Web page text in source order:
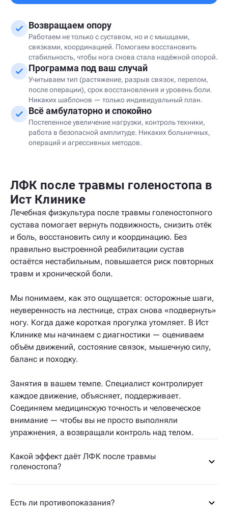
Возвращаем опору
Работаем не только с суставом, но и с мышцами,
связками, координацией. Помогаем восстановить
стабильность, чтобы нога снова стала надёжной опорой.
Программа под ваш случай
Учитываем тип (растяжение, разрыв связок, перелом,
после операции), срок восстановления и уровень боли.
Никаких шаблонов — только индивидуальный план.
Всё амбулаторно и спокойно
Постепенное увеличение нагрузки, контроль техники,
работа в безопасной амплитуде. Никаких больничных,
операций и агрессивных методов.
ЛФК после травмы голеностопа в
Ист Клинике
Лечебная физкультура после травмы голеностопного
сустава помогает вернуть подвижность, снизить отёк
и боль, восстановить силу и координацию. Без
правильно выстроенной реабилитации сустав
остаётся нестабильным, повышается риск повторных
травм и хронической боли.
Мы понимаем, как это ощущается: осторожные шаги,
неуверенность на лестнице, страх снова «подвернуть»
ногу. Когда даже короткая прогулка утомляет. В Ист
Клинике мы начинаем с диагностики — оцениваем
объём движений, состояние связок, мышечную силу,
баланс и походку.
Занятия в вашем темпе. Специалист контролирует
каждое движение, объясняет, поддерживает.
Соединяем медицинскую точность и человеческое
внимание — чтобы вы не просто выполняли
упражнения, а возвращали контроль над телом.
Какой эффект даёт ЛФК после травмы
голеностопа?
Есть ли противопоказания?